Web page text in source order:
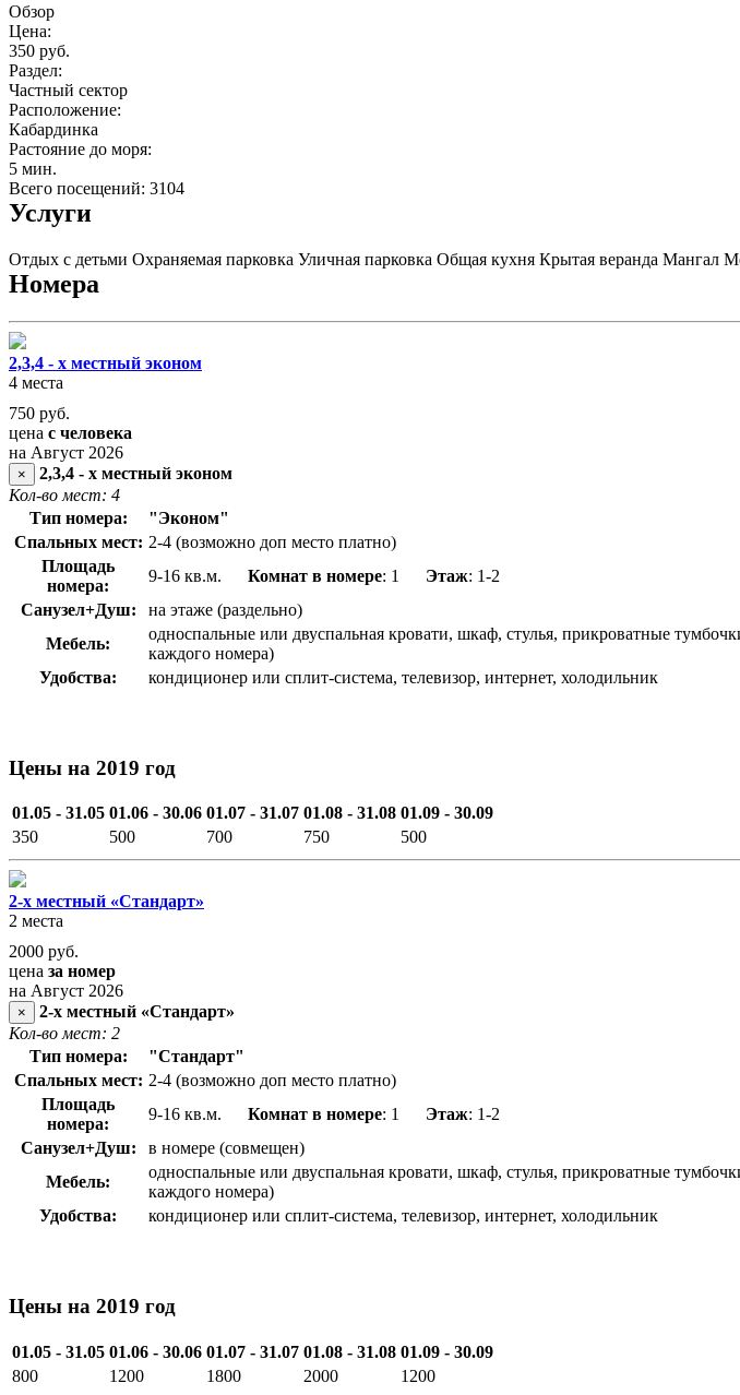
Обзор
Цена:
350 руб.
Раздел:
Частный сектор
Расположение:
Кабардинка
Растояние до моря:
5 мин.
Всего посещений: 3104
Услуги
Отдых с детьми Охраняемая парковка Уличная парковка Общая кухня Крытая веранда Мангал
Номера
2,3,4 - х местный эконом
4 места
750 руб.
цена с человека
на Август 2026
×
2,3,4 - х местный эконом
Кол-во мест: 4
Тип номера:
"Эконом"
Спальных мест: 2-4 (возможно доп место платно)
Площадь
номера:
9-16 кв.м. Комнат в номере: 1 Этаж: 1-2
Санузел+Душ:
на этаже (раздельно)
Мебель:
односпальные или двуспальная кровати, шкаф, стулья, прикроватные
каждого номера)
Удобства:
кондиционер или сплит-система, телевизор, интернет, холодильник
Цены на 2019 год
01.05 - 31.05 01.06 - 30.06 01.07 - 31.07 01.08 - 31.08 01.09 - 30.09
350
500 700 750 500
2-х местный «Стандарт»
2 места
2000 руб.
цена за номер
на Август 2026
×
2-х местный «Стандарт»
Кол-во мест: 2
Тип номера:
"Стандарт"
Спальных мест: 2-4 (возможно доп место платно)
Площадь
номера:
9-16 кв.м. Комнат в номере: 1 Этаж: 1-2
Санузел+Душ:
в номере (совмещен)
Мебель:
односпальные или двуспальная кровати, шкаф, стулья, прикроватные
каждого номера)
Удобства:
кондиционер или сплит-система, телевизор, интернет, холодильник
Цены на 2019 год
01.05 - 31.05 01.06 - 30.06 01.07 - 31.07 01.08 - 31.08 01.09 - 30.09
800
1200 1800 2000 1200